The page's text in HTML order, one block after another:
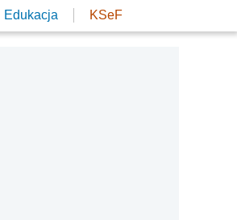
Edukacja KSeF